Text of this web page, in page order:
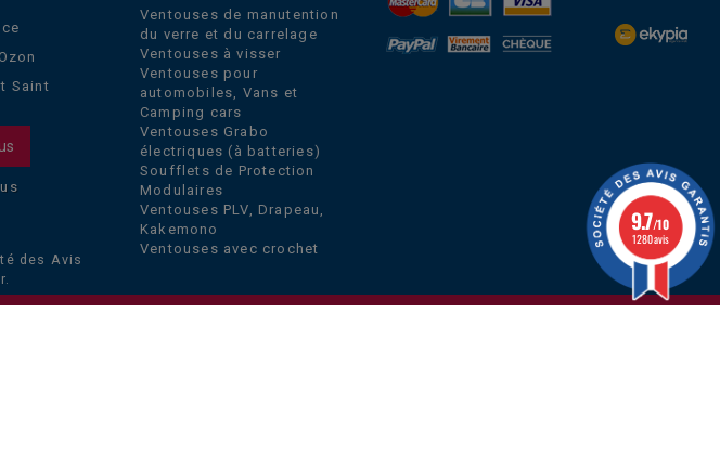
Saint
des Avis
.
Ventouses de manutention
du verre et du carrelage
Ventouses à visser
Ventouses pour
automobiles, Vans et
Camping cars
Ventouses Grabo
électriques (à batteries)
Soufflets de Protection
Modulaires
Ventouses PLV, Drapeau,
Kakemono
Ventouses avec crochet
9.7/10
1280 avis